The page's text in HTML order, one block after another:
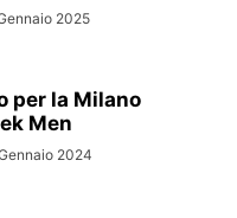
2025
per la Milano
Men
2024